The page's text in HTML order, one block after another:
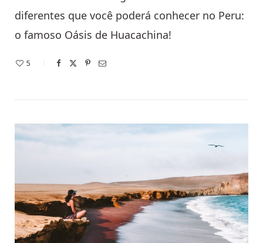
diferentes que você poderá conhecer no Peru:
o famoso Oásis de Huacachina!
5